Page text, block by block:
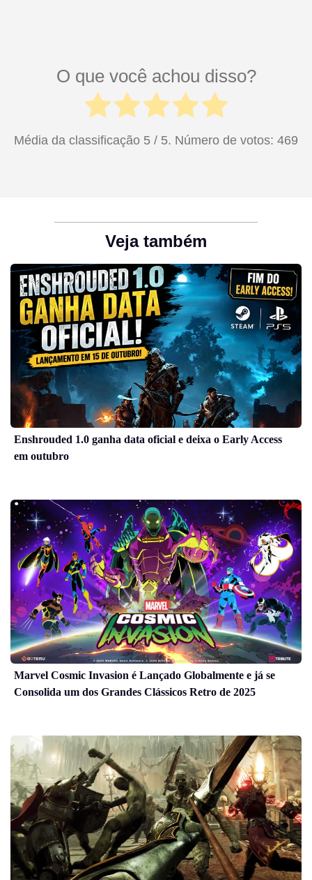
O que você achou disso?
Média da classificação 5 / 5. Número de votos: 469
Veja também
Enshrouded 1.0 ganha data oficial e deixa o Early Access
em outubro
Marvel Cosmic Invasion é Lançado Globalmente e já se
Consolida um dos Grandes Clássicos Retro de 2025